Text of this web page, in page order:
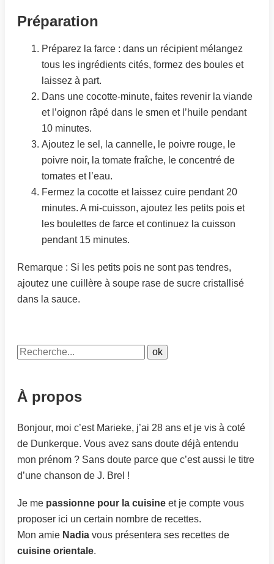
Préparation
Préparez la farce : dans un récipient mélangez
tous les ingrédients cités, formez des boules et
laissez à part.
Dans une cocotte-minute, faites revenir la viande
et l’oignon râpé dans le smen et l’huile pendant
10 minutes.
Ajoutez le sel, la cannelle, le poivre rouge, le
poivre noir, la tomate fraîche, le concentré de
tomates et l’eau.
Fermez la cocotte et laissez cuire pendant 20
minutes. A mi-cuisson, ajoutez les petits pois et
les boulettes de farce et continuez la cuisson
pendant 15 minutes.
Remarque : Si les petits pois ne sont pas tendres,
ajoutez une cuillère à soupe rase de sucre cristallisé
dans la sauce.
À propos
Bonjour, moi c’est Marieke, j’ai 28 ans et je vis à coté
de Dunkerque. Vous avez sans doute déjà entendu
mon prénom ? Sans doute parce que c’est aussi le titre
d’une chanson de J. Brel !
Je me passionne pour la cuisine et je compte vous
proposer ici un certain nombre de recettes.
Mon amie Nadia vous présentera ses recettes de
cuisine orientale.